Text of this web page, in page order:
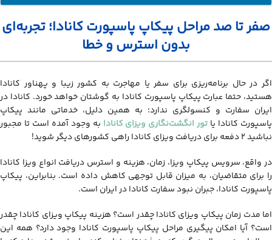
پیکاپ پاسپورت کانادا چیست؟
مدارک لازم برای پیکاپ ویزای کانادا
پیکاپ پاسپورت کانادا چقدر طول می‌کشد؟
چگونه پیکاپ پاسپورت کانادا را پیگیری کنیم؟
صفر تا صد مراحل پیکاپ پاسپورت کانادا؛ تجربه‌ای
بدون استرس و خطا
اگر در حال برنامه‌ریزی برای سفر یا مهاجرت به کشور زیبا و پهناور کانادا
هستید، حتما عبارت پیکاپ پاسپورت کانادا به گوشتان خواهد خورد. کانادا در
ایران سفارت و کنسولگری ندارد؛ به همین دلیل، خدماتی مانند پیکاپ
پاسپورت کانادا یا تور انگشت‌نگاری ویزای کانادا به وجود آمده است تا مجبور
نباشید 2 دفعه برای دریافت ویزای کانادا راهی کشورهای دیگر شوید!
در واقع، سرویس پیکاپ ویزا، زمان، هزینه و استرس دریافت انواع ویزا کانادا
را برای متقاضیان، به میزان قابل توجهی کاهش داده است. بنابراین، پیکاپ
پاسپورت کانادا، جبران نبود سفارت کانادا در ایران است.
اما مدت زمان پیکاپ ویزای کانادا چقدر است؟ هزینه پیکاپ ویزای کانادا چقدر
است؟ آیا امکان پیگیری مراحل پیکاپ پاسپورت کانادا وجود دارد؟ همه این